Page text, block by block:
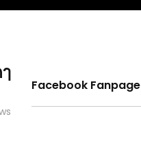
Facebook Fanpage